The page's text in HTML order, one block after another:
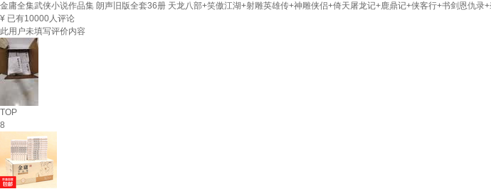
金庸全集武侠小说作品集 朗声旧版全套36册 天龙八部+笑傲江湖+射雕英雄传+神雕侠侣+倚天屠龙记+鹿鼎记+侠客行+书剑恩仇录
¥ 已有10000人评论
此用户未填写评价内容
TOP
8